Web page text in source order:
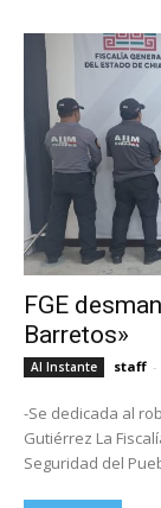
FGE
Barretos»
Al Instante staff -
-Se dedicada al
Gutiérrez La Fiscalía General del Estado y la Secretaría de
Seguridad del